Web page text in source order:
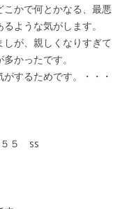
かで何とかなる、最悪
ような気がします。
が、親しくなりすぎて
かったです。
するためです。・・・
５ ss